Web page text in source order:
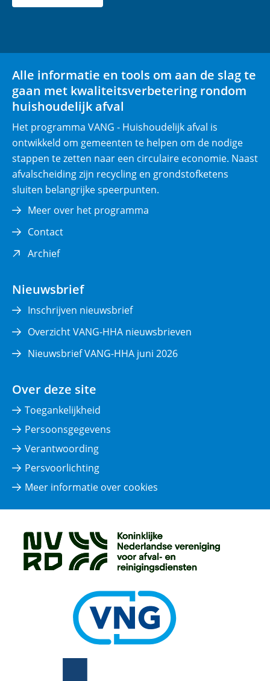
c
h
t
)
Alle informatie en tools om aan de slag te
gaan met kwaliteitsverbetering rondom
huishoudelijk afval
Het programma VANG - Huishoudelijk afval is
ontwikkeld om gemeenten te helpen om de nodige
stappen te zetten naar een circulaire economie. Naast
afvalscheiding zijn recycling en grondstofketens
sluiten belangrijke speerpunten.
Meer over het programma
Contact
Archief(opent
nieuw
Nieuwsbrief
Inschrijven nieuwsbrief
Overzicht VANG-HHA nieuwsbrieven
Nieuwsbrief VANG-HHA juni 2026
Over deze site
Toegankelijkheid
Persoonsgegevens
Verantwoording
Persvoorlichting
Meer informatie over cookies